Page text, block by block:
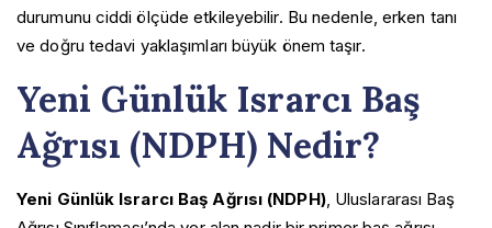
durumunu ciddi ölçüde etkileyebilir. Bu nedenle, erken tanı
ve doğru tedavi yaklaşımları büyük önem taşır.
Yeni Günlük Israrcı Baş
Ağrısı (NDPH) Nedir?
Yeni Günlük Israrcı Baş Ağrısı (NDPH), Uluslararası Baş